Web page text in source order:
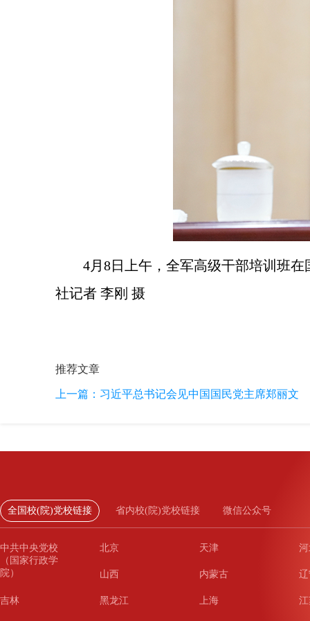
4月8日上午，全军高级干部培训班
社记者 李刚 摄
推荐文章
上一篇： 习近平总书记会见中国国民党主席郑丽文
全国校(院)党校链接 省内校(院)党校链接 微信公众号
中共中央党校
（国家行政学
院）
北京 天津
山西 内蒙古
吉林 黑龙江 上海